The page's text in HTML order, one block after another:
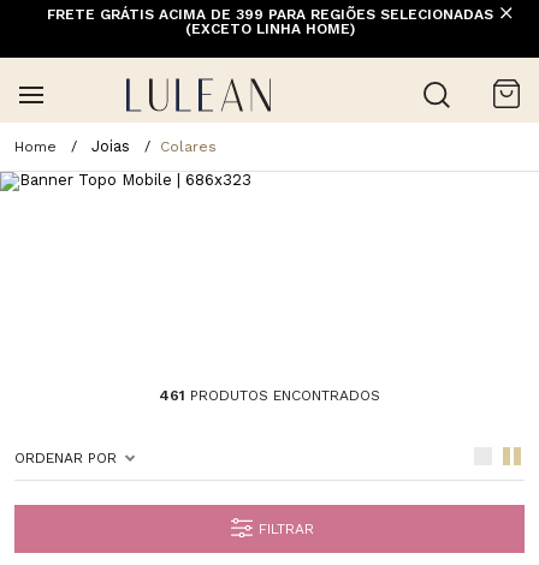
FRETE GRÁTIS ACIMA DE 399 PARA REGIÕES SELECIONADAS
(EXCETO LINHA HOME)
Joias Colares
461 PRODUTOS ENCONTRADOS
ORDENAR POR
FILTRAR